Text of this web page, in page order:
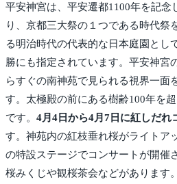
平安神宮は、平安遷都1100年を記念
り、京都三大祭の１つである時代祭
る明治時代の代表的な日本庭園とし
勝にも指定されています。平安神宮
らすぐの南神苑で見られる視界一面
す。太極殿の前にある樹齢100年を
です。 4月4日から4月7日に紅しだれ
す。神苑内の紅枝垂れ桜がライトア
の特設ステージでコンサートが開催
桜みくじや観桜茶会などがあります。